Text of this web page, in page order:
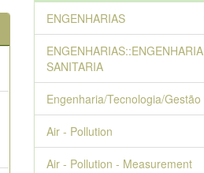
ENGENHARIAS
ENGENHARIAS::ENGENHARIA
SANITARIA
Engenharia/Tecnologia/Gestão
Air - Pollution
Air - Pollution - Measurement